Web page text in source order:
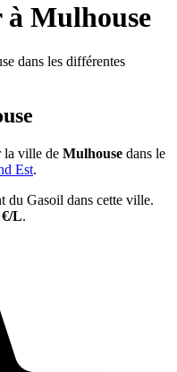
à Mulhouse
dans les différentes
la ville de Mulhouse dans le
Est.
du Gasoil dans cette ville.
€/L.